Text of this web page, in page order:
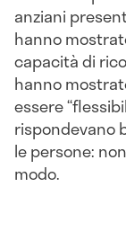
anziani
hanno
capacità di
hanno
essere
rispondevano
le persone:
modo.